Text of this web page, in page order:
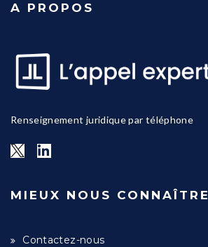
A PROPOS
Renseignement juridique par téléphone
MIEUX NOUS CONNAÎTRE
Contactez-nous